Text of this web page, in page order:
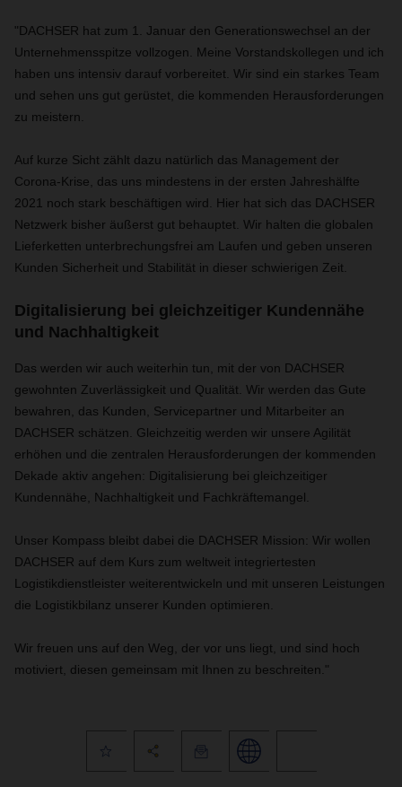
"DACHSER hat zum 1. Januar den Generationswechsel an der
Unternehmensspitze vollzogen. Meine Vorstandskollegen und ich
haben uns intensiv darauf vorbereitet. Wir sind ein starkes Team
und sehen uns gut gerüstet, die kommenden Herausforderungen
zu meistern.
Auf kurze Sicht zählt dazu natürlich das Management der
Corona-Krise, das uns mindestens in der ersten Jahreshälfte
2021 noch stark beschäftigen wird. Hier hat sich das DACHSER
Netzwerk bisher äußerst gut behauptet. Wir halten die globalen
Lieferketten unterbrechungsfrei am Laufen und geben unseren
Kunden Sicherheit und Stabilität in dieser schwierigen Zeit.
Digitalisierung bei gleichzeitiger Kundennähe
und Nachhaltigkeit
Das werden wir auch weiterhin tun, mit der von DACHSER
gewohnten Zuverlässigkeit und Qualität. Wir werden das Gute
bewahren, das Kunden, Servicepartner und Mitarbeiter an
DACHSER schätzen. Gleichzeitig werden wir unsere Agilität
erhöhen und die zentralen Herausforderungen der kommenden
Dekade aktiv angehen: Digitalisierung bei gleichzeitiger
Kundennähe, Nachhaltigkeit und Fachkräftemangel.
Unser Kompass bleibt dabei die DACHSER Mission: Wir wollen
DACHSER auf dem Kurs zum weltweit integriertesten
Logistikdienstleister weiterentwickeln und mit unseren Leistungen
die Logistikbilanz unserer Kunden optimieren.
Wir freuen uns auf den Weg, der vor uns liegt, und sind hoch
motiviert, diesen gemeinsam mit Ihnen zu beschreiten."